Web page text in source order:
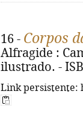
16 - Corpos
Alfragide :
ilustrado. -
Link persistente: